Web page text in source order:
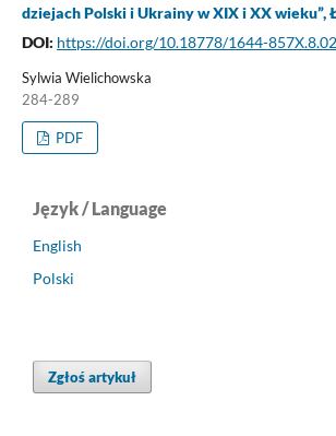
dziejach Polski i Ukrainy w XIX i XX wieku”,
DOI: https://doi.org/10.18778/1644-
Sylwia Wielichowska
284-289
PDF
Język / Language
English
Polski
Zgłoś artykuł